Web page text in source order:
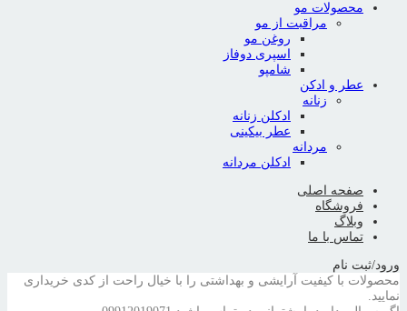
محصولات مو
مراقبت از مو
روغن مو
اسپری دوفاز
شامپو
عطر و ادکن
زنانه
ادکلن زنانه
عطر بیکینی
مردانه
ادکلن مردانه
صفحه اصلی
فروشگاه
وبلاگ
تماس با ما
ورود/ثبت نام
محصولات با کیفیت آرایشی و بهداشتی را با خیال راحت از کدی خریداری
نمایید.